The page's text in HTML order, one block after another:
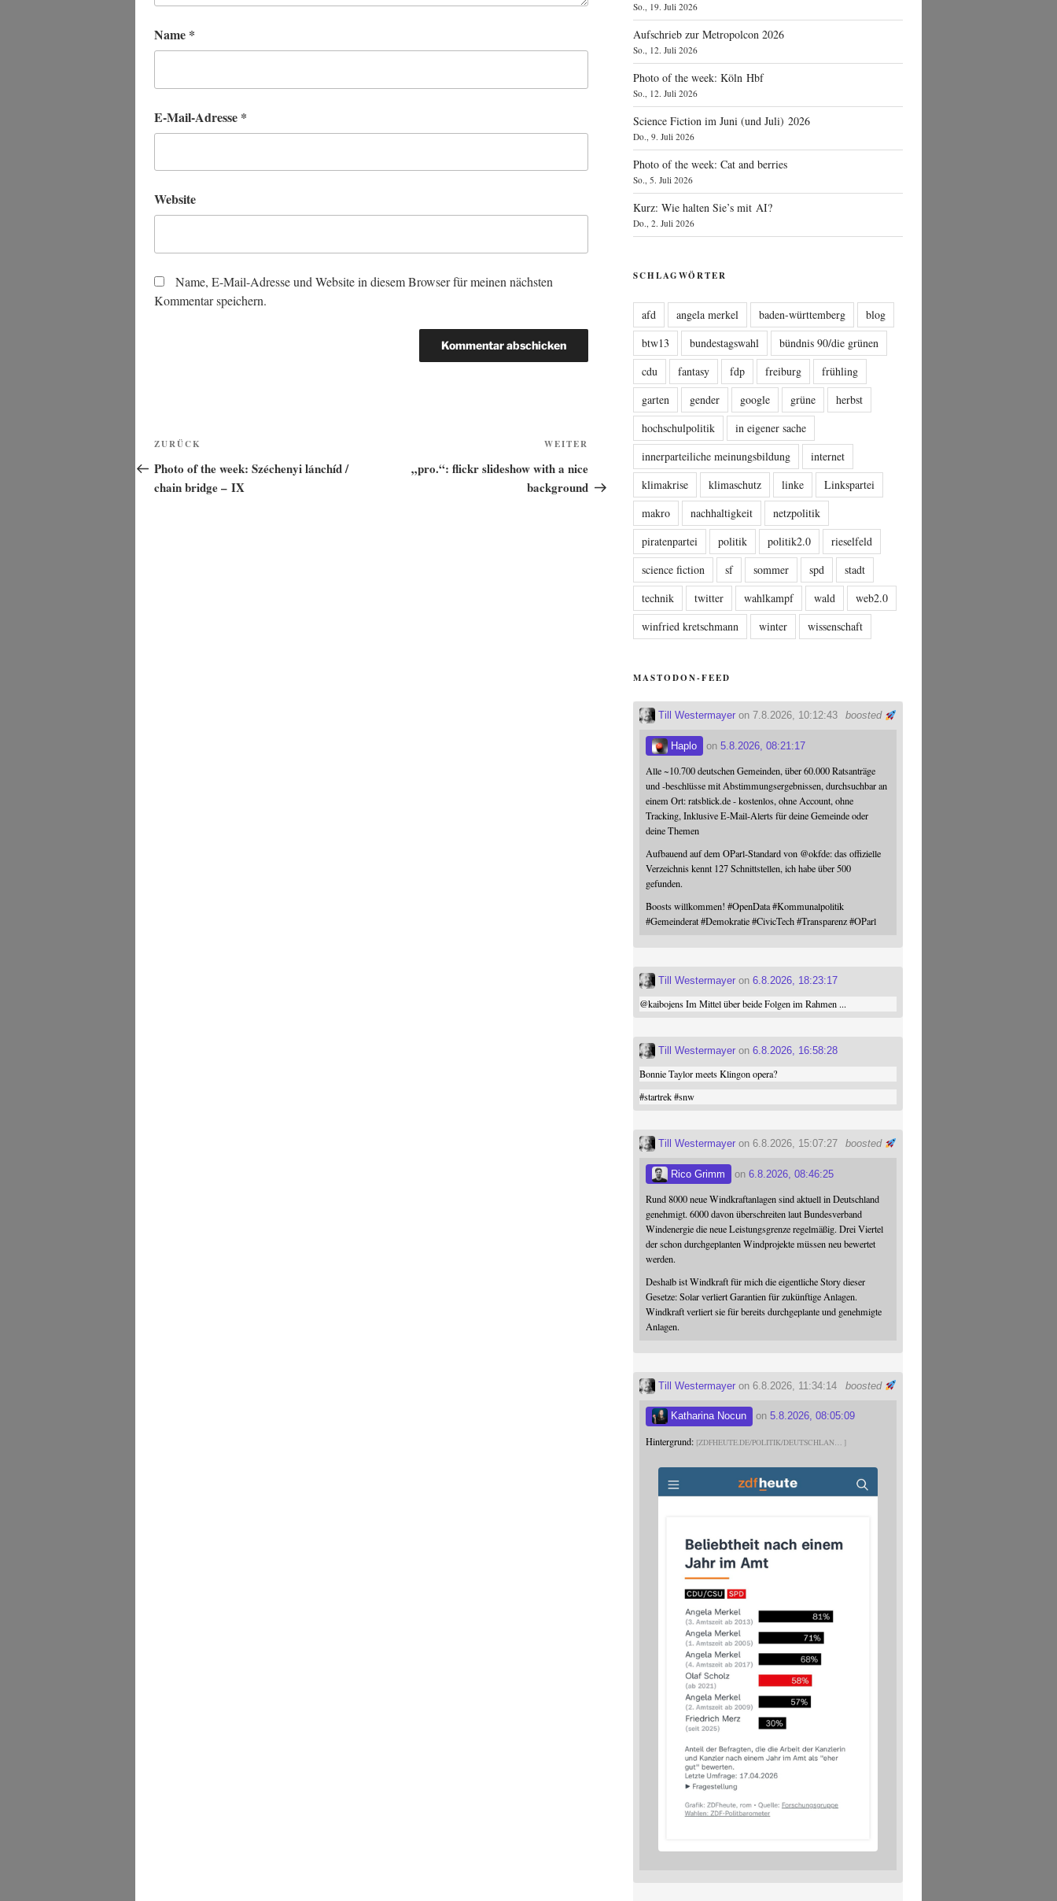
Name *
E-Mail-Adresse *
Website
Name, E-Mail-Adresse und Website in diesem Browser für meinen nächsten
Kommentar speichern.
Beitragsnavigation
Vorheriger
Beitrag
ZURÜCK
Photo of the week: Széchenyi lánchíd /
chain bridge – IX
Nächster
WEITER
„pro.“: flickr slideshow with a nice
background
So., 19. Juli 2026
Aufschrieb zur Metropolcon 2026
So., 12. Juli 2026
Photo of the week: Köln Hbf
So., 12. Juli 2026
Science Fiction im Juni (und Juli) 2026
Do., 9. Juli 2026
Photo of the week: Cat and berries
So., 5. Juli 2026
Kurz: Wie halten Sie’s mit AI?
Do., 2. Juli 2026
SCHLAGWÖRTER
afd angela merkel baden-württemberg
blog
btw13
bundestagswahl
bündnis 90/die grünen
cdu
fantasy fdp freiburg
frühling
garten
gender google grüne
herbst
hochschulpolitik
in eigener sache
innerparteiliche meinungsbildung
internet
klimakrise
klimaschutz linke
Linkspartei
makro
nachhaltigkeit
netzpolitik
piratenpartei
politik politik2.0
rieselfeld
science fiction
sf sommer spd
stadt
technik
twitter wahlkampf wald
web2.0
winfried kretschmann
winter wissenschaft
MASTODON-FEED
boosted
Till Westermayer on 7.8.2026, 10:12:43
Haplo on5.8.2026, 08:21:17
Alle ~10.700 deutschen Gemeinden, über 60.000 Ratsanträge
und -beschlüsse mit Abstimmungsergebnissen, durchsuchbar an
einem Ort: ratsblick.de - kostenlos, ohne Account, ohne
Tracking, Inklusive E-Mail-Alerts für deine Gemeinde oder
deine Themen
Aufbauend auf dem OParl-Standard von @okfde: das offizielle
Verzeichnis kennt 127 Schnittstellen, ich habe über 500
gefunden.
Boosts willkommen!#OpenData #Kommunalpolitik
#Gemeinderat #Demokratie #CivicTech #Transparenz #OParl
Till Westermayer on6.8.2026, 18:23:17
@kaibojensIm Mittel über beide Folgen im Rahmen ...
Till Westermayer on6.8.2026, 16:58:28
Bonnie Taylor meets Klingon opera?
#startrek #snw
boosted
Till Westermayer on 6.8.2026, 15:07:27
Rico Grimm on6.8.2026, 08:46:25
Rund 8000 neue Windkraftanlagen sind aktuell in Deutschland
genehmigt. 6000 davon überschreiten laut Bundesverband
Windenergie die neue Leistungsgrenze regelmäßig. Drei Viertel
der schon durchgeplanten Windprojekte müssen neu bewertet
werden.
Deshalb ist Windkraft für mich die eigentliche Story dieser
Gesetze: Solar verliert Garantien für zukünftige Anlagen.
Windkraft verliert sie für bereits durchgeplante und genehmigte
Anlagen.
boosted
Till Westermayer on 6.8.2026, 11:34:14
Katharina Nocun on5.8.2026, 08:05:09
Hintergrund: ZDFHEUTE.DE/POLITIK/DEUTSCHLAN